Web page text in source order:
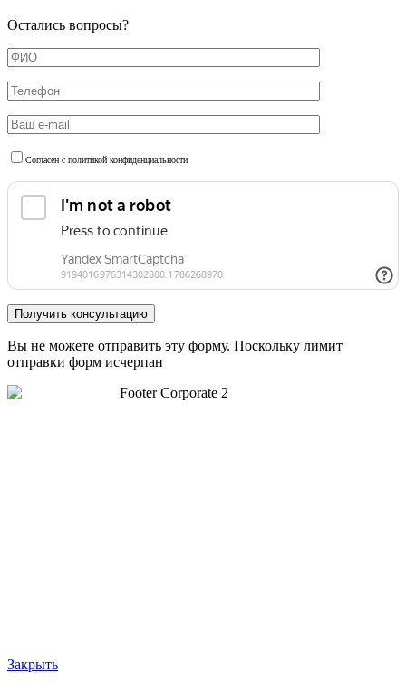
Остались вопросы?
Согласен с политикой конфиденциальности
Вы не можете отправить эту форму. Поскольку лимит
отправки форм исчерпан
Закрыть